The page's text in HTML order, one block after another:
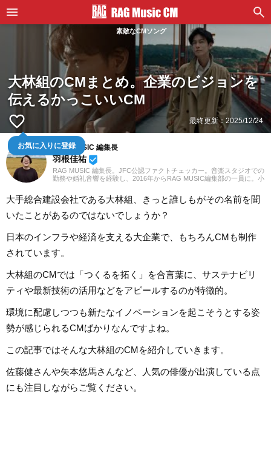
素敵なCMソング
大林組のCMまとめ。企業のビジョンを
伝えるかっこいいCM
favorite_border
お気に入りに登録
最終更新： 2025/12/24
RAG MUSIC 編集長
羽根佳祐 beenhere
RAG MUSIC 編集長。JFC公認ファクトチェッカー。音楽スタジオでの
勤務や婚礼音響を経験し、2016年からRAG MUSIC編集部の一員に。小
バンドでドラムと、さまざまな楽器を経験。各種楽曲紹介記事をはじ
め、各地の音楽フェスの紹介記事やライブレポートなど、自身の音楽
活動やこれまでの業務で培った経験を元に日々記事を制作していま
す。音楽は国内外のロックはもちろん、最近ではJ-POPも広く好んで
大手総合建設会社である大林組、きっと誰しもがその名前を聞
いたことがあるのではないでしょうか？
日本のインフラや経済を支える大企業で、もちろんCMも制作
されています。
大林組のCMでは「つくるを拓く」を合言葉に、サステナビリ
ティや最新技術の活用などをアピールするのが特徴的。
環境に配慮しつつも新たなイノベーションを起こそうとする姿
勢が感じられるCMばかりなんですよね。
この記事ではそんな大林組のCMを紹介していきます。
佐藤健さんや矢本悠馬さんなど、人気の俳優が出演している点
にも注目しながらご覧ください。